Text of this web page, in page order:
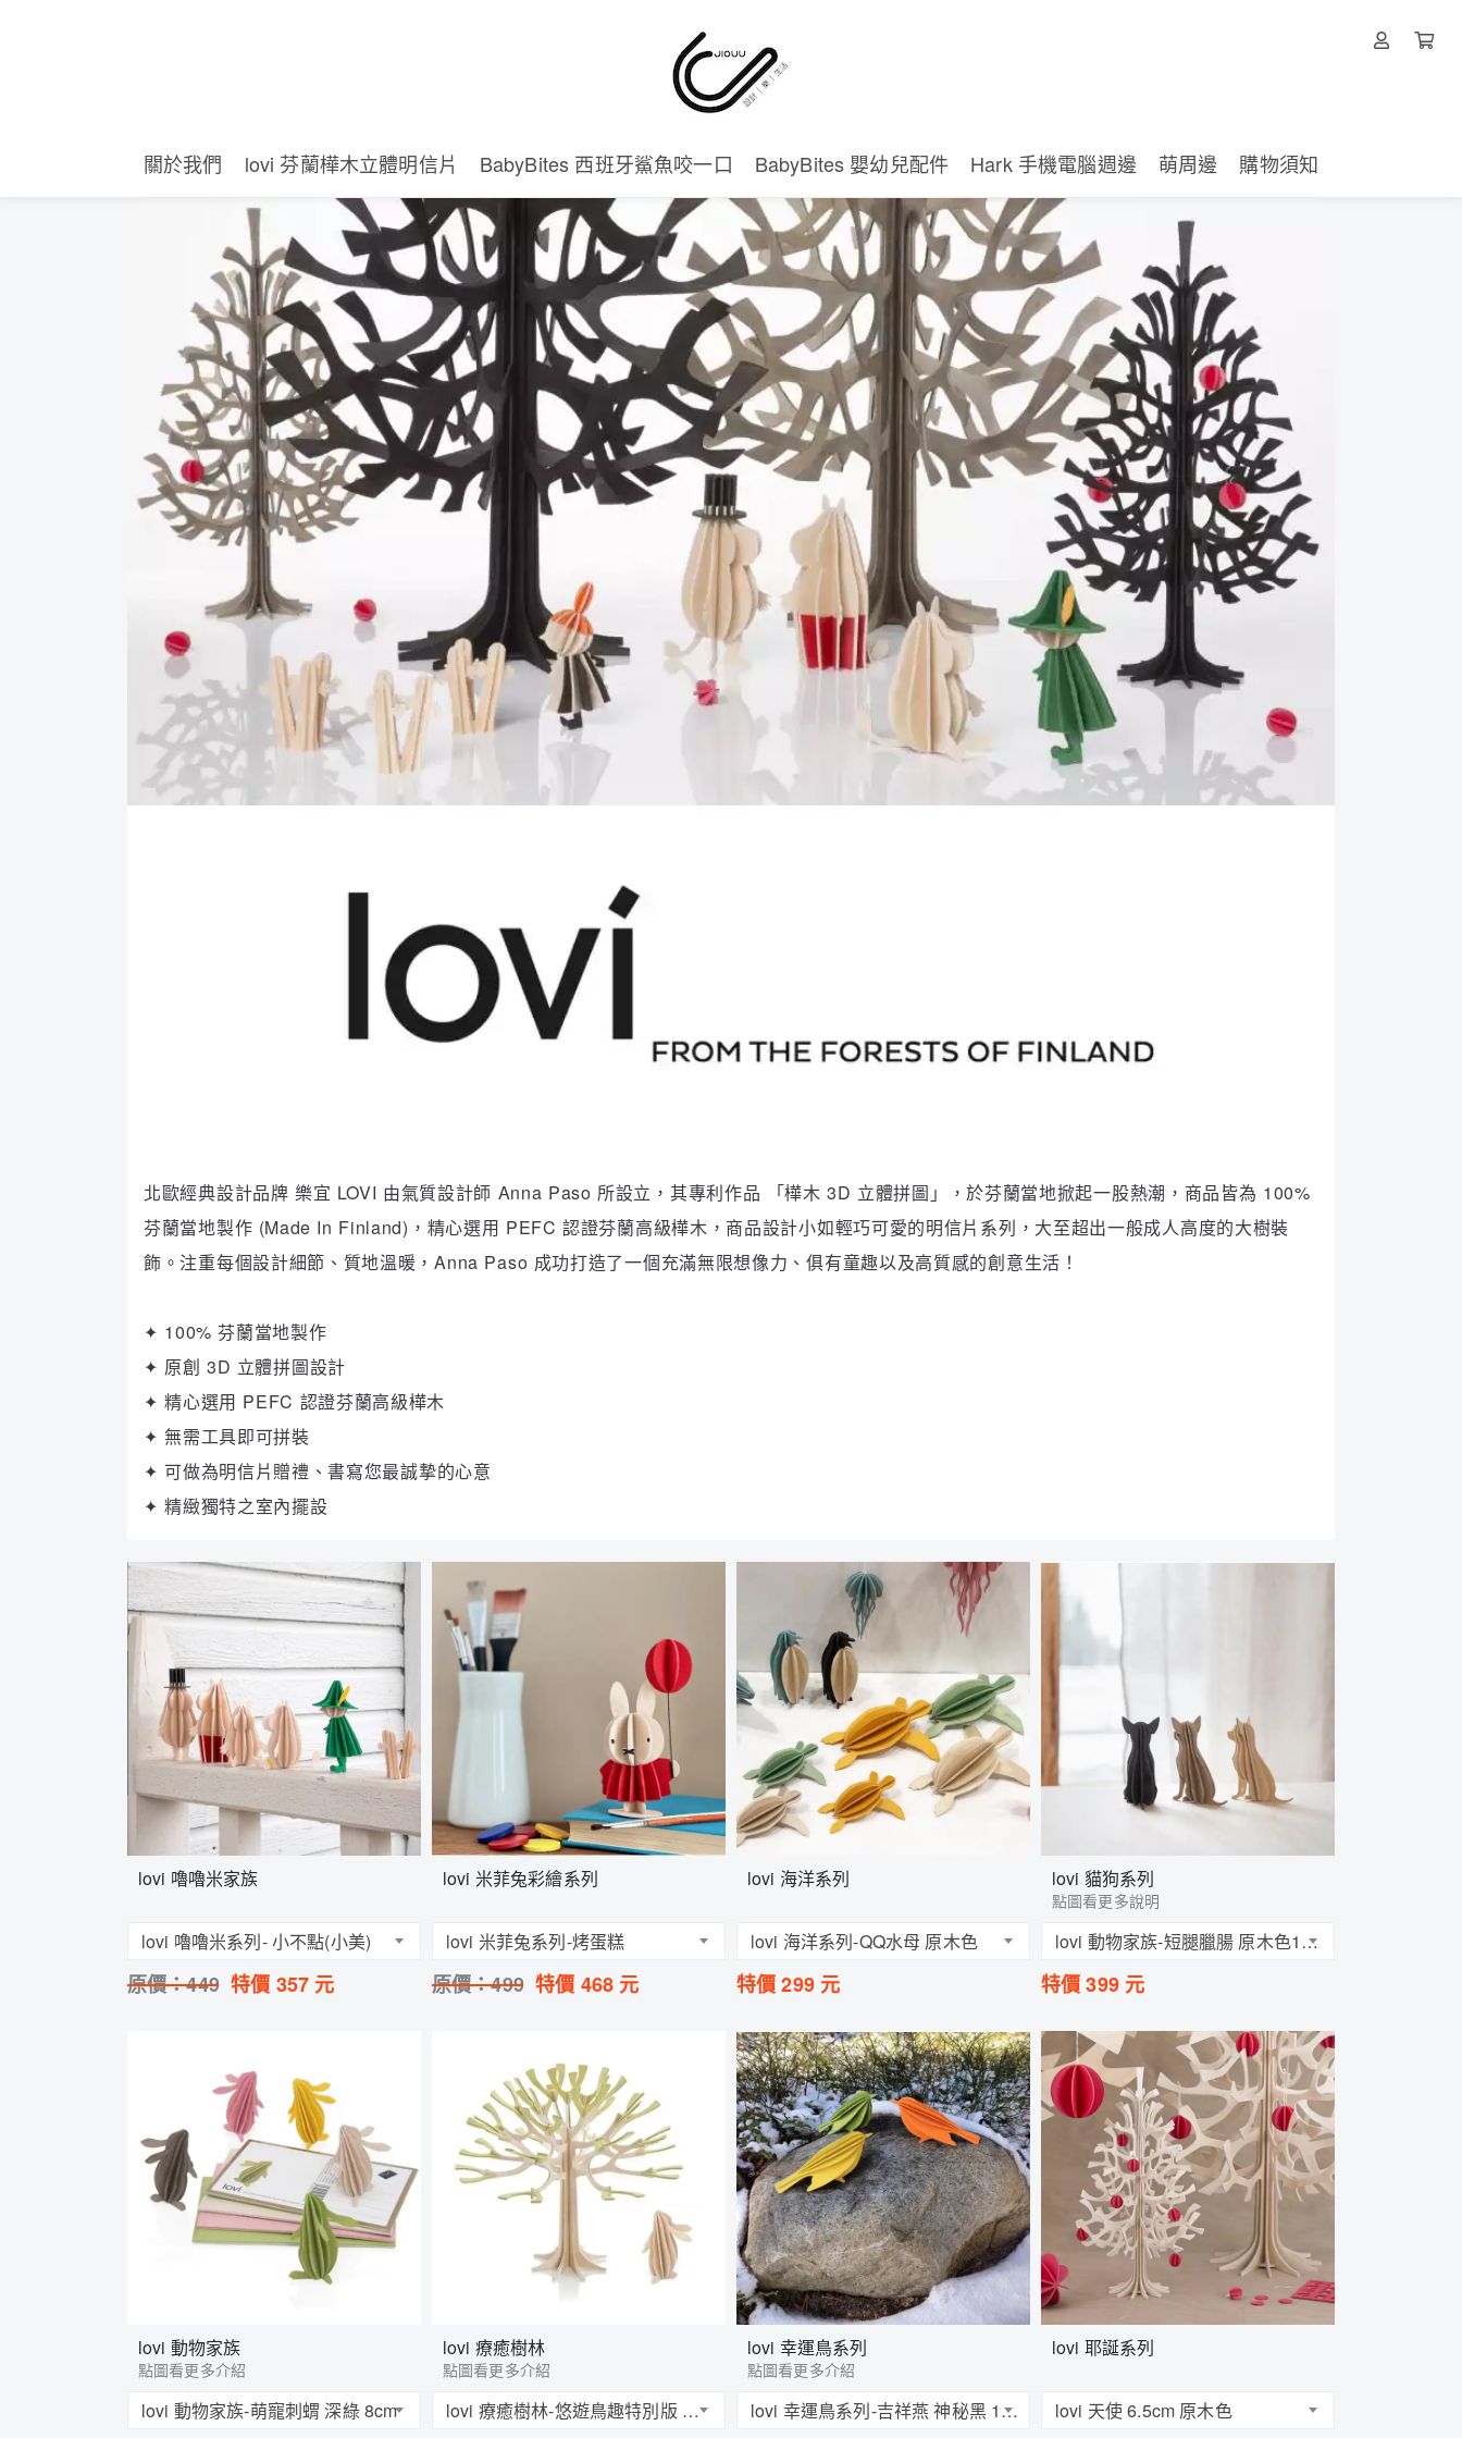
關於我們 lovi 芬蘭樺木立體明信片 BabyBites 西班牙鯊魚咬一口 BabyBites 嬰幼兒配件 Hark 手機電腦週邊 萌周邊 購物須知
北歐經典設計品牌 樂宜 LOVI 由氣質設計師 Anna Paso 所設立，其專利作品 「樺木 3D 立體拼圖」，於芬蘭當地掀起一股熱潮，商品皆為 100%
芬蘭當地製作 (Made In Finland)，精心選用 PEFC 認證芬蘭高級樺木，商品設計小如輕巧可愛的明信片系列，大至超出一般成人高度的大樹裝
飾。注重每個設計細節、質地溫暖，Anna Paso 成功打造了一個充滿無限想像力、俱有童趣以及高質感的創意生活！
✦ 100% 芬蘭當地製作
✦ 原創 3D 立體拼圖設計
✦ 精心選用 PEFC 認證芬蘭高級樺木
✦ 無需工具即可拼裝
✦ 可做為明信片贈禮、書寫您最誠摯的心意
✦ 精緻獨特之室內擺設
lovi 嚕嚕米家族
lovi 嚕嚕米系列- 小不點(小美)
原價：449 特價357元
lovi 米菲兔彩繪系列
lovi 米菲兔系列-烤蛋糕
原價：499 特價468元
lovi 海洋系列
lovi 海洋系列-QQ水母 原木色
特價299元
lovi 貓狗系列
點圖看更多說明
lovi 動物家族-短腿臘腸 原木色12cm
特價399元
lovi 動物家族
點圖看更多介紹
lovi 動物家族-萌寵刺蝟 深綠 8cm
lovi 療癒樹林
點圖看更多介紹
lovi 療癒樹林-悠遊鳥趣特別版 森林綠
lovi 幸運鳥系列
點圖看更多介紹
lovi 幸運鳥系列-吉祥燕 神秘黑 10cm
lovi 耶誕系列
lovi 天使 6.5cm 原木色